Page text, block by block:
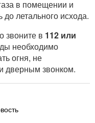
в помещении и
летального исхода.
звоните в 112 или
необходимо
огня, не
дверным звонком.